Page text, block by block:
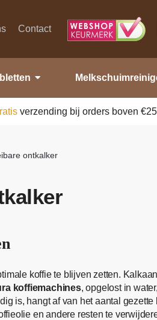
Contact
verzending bij orders boven
ontkalker
koffie te blijven zetten.
koffiemachines, opgelost in
is, hangt af van het aantal
en andere resten te